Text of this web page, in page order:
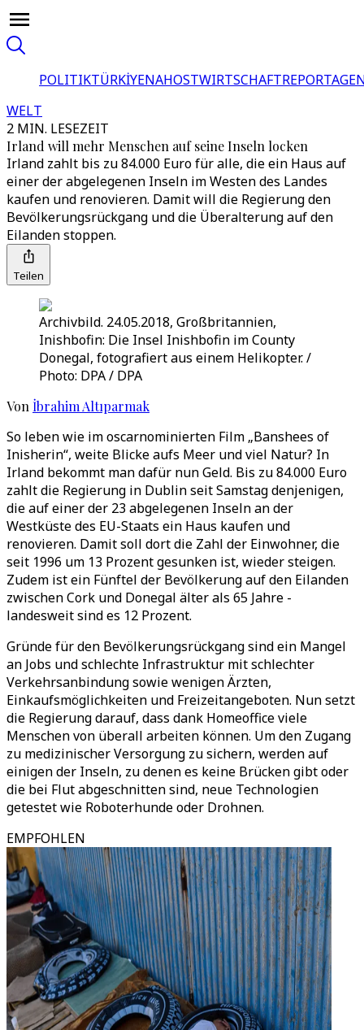
POLITIKTÜRKİYENAHOSTWIRTSCHAFT
WELT
2 MIN. LESEZEIT
Irland will mehr Menschen auf seine Inseln locken
Irland zahlt bis zu 84.000 Euro für alle, die ein Haus auf
einer der abgelegenen Inseln im Westen des Landes
kaufen und renovieren. Damit will die Regierung den
Bevölkerungsrückgang und die Überalterung auf den
Eilanden stoppen.
Teilen
Archivbild. 24.05.2018, Großbritannien,
Inishbofin: Die Insel Inishbofin im County
Donegal, fotografiert aus einem Helikopter. /
Photo: DPA / DPA
Von İbrahim Altıparmak
So leben wie im oscarnominierten Film „Banshees of
Inisherin“, weite Blicke aufs Meer und viel Natur? In
Irland bekommt man dafür nun Geld. Bis zu 84.000 Euro
zahlt die Regierung in Dublin seit Samstag denjenigen,
die auf einer der 23 abgelegenen Inseln an der
Westküste des EU-Staats ein Haus kaufen und
renovieren. Damit soll dort die Zahl der Einwohner, die
seit 1996 um 13 Prozent gesunken ist, wieder steigen.
Zudem ist ein Fünftel der Bevölkerung auf den Eilanden
zwischen Cork und Donegal älter als 65 Jahre -
landesweit sind es 12 Prozent.
Gründe für den Bevölkerungsrückgang sind ein Mangel
an Jobs und schlechte Infrastruktur mit schlechter
Verkehrsanbindung sowie wenigen Ärzten,
Einkaufsmöglichkeiten und Freizeitangeboten. Nun setzt
die Regierung darauf, dass dank Homeoffice viele
Menschen von überall arbeiten können. Um den Zugang
zu medizinischer Versorgung zu sichern, werden auf
einigen der Inseln, zu denen es keine Brücken gibt oder
die bei Flut abgeschnitten sind, neue Technologien
getestet wie Roboterhunde oder Drohnen.
EMPFOHLEN